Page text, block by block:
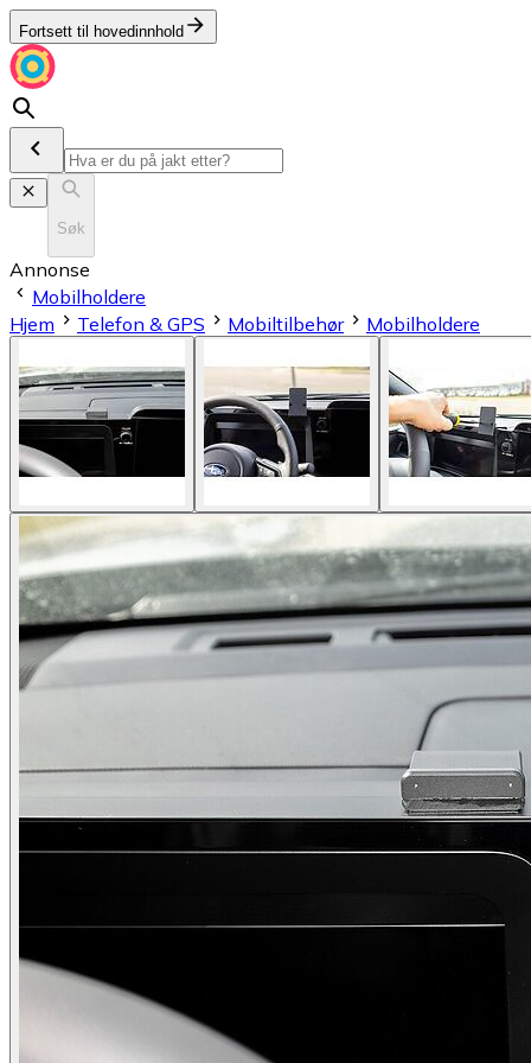
Fortsett til hovedinnhold
Søk
Annonse
Mobilholdere
Hjem
Telefon & GPS Mobiltilbehør Mobilholdere